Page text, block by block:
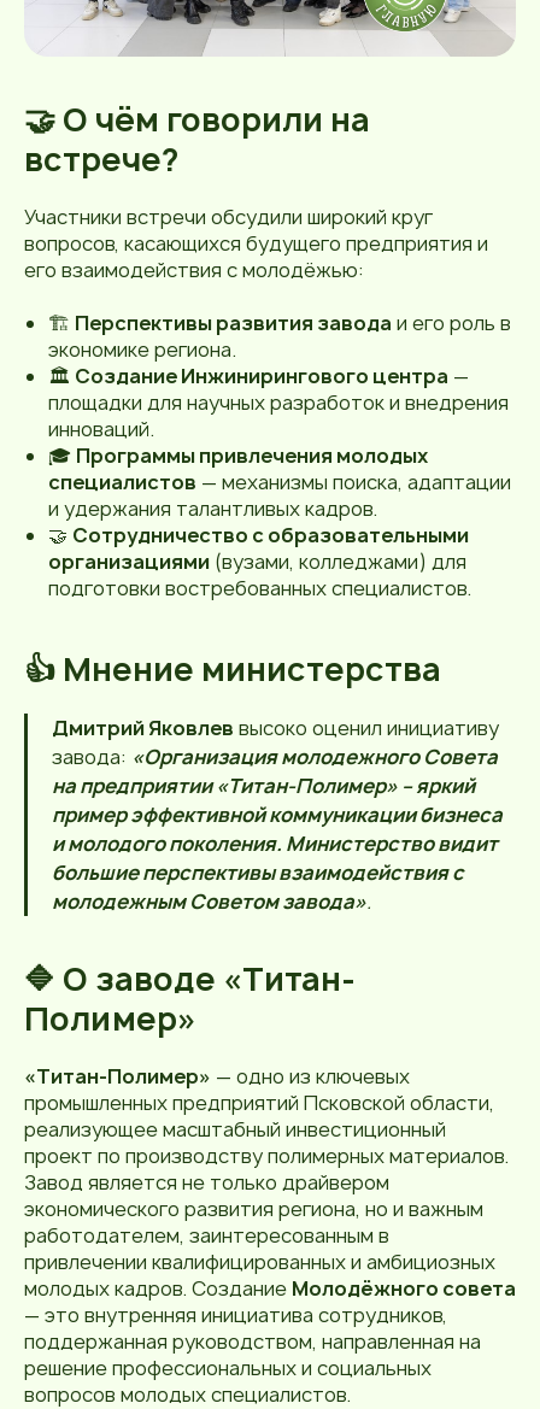
🤝 О чём говорили на
встрече?
Участники встречи обсудили широкий круг
вопросов, касающихся будущего предприятия и
его взаимодействия с молодёжью:
🏗️ Перспективы развития завода и его роль в
экономике региона.
🏛️ Создание Инжинирингового центра —
площадки для научных разработок и внедрения
инноваций.
🎓 Программы привлечения молодых
специалистов — механизмы поиска, адаптации
и удержания талантливых кадров.
🤝 Сотрудничество с образовательными
организациями (вузами, колледжами) для
подготовки востребованных специалистов.
👍 Мнение министерства
Дмитрий Яковлев высоко оценил инициативу
завода: «Организация молодежного Совета
на предприятии «Титан-Полимер» – яркий
пример эффективной коммуникации бизнеса
и молодого поколения. Министерство видит
большие перспективы взаимодействия с
молодежным Советом завода».
🔷 О заводе «Титан-
Полимер»
«Титан-Полимер» — одно из ключевых
промышленных предприятий Псковской области,
реализующее масштабный инвестиционный
проект по производству полимерных материалов.
Завод является не только драйвером
экономического развития региона, но и важным
работодателем, заинтересованным в
привлечении квалифицированных и амбициозных
молодых кадров. Создание Молодёжного совета
— это внутренняя инициатива сотрудников,
поддержанная руководством, направленная на
решение профессиональных и социальных
вопросов молодых специалистов.